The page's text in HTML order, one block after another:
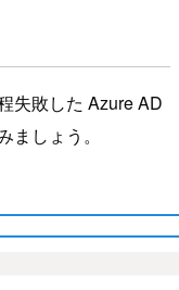
失敗した Azure AD
しょう。